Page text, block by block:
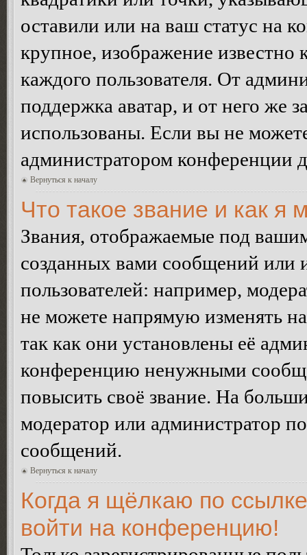
оставили или на ваш статус на
крупное, изображение известно
каждого пользователя. От
поддержка аватар, и от него же
использованы. Если вы не
администратором конференции
Вернуться к началу
Что такое звание и как я
Звания, отображаемые под
созданных вами сообщений
пользователей: например,
не можете напрямую изменять
так как они установлены её
конференцию ненужными
повысить своё звание. На
модератор или администратор
сообщений.
Вернуться к началу
Когда я щёлкаю по
войти на конференцию!